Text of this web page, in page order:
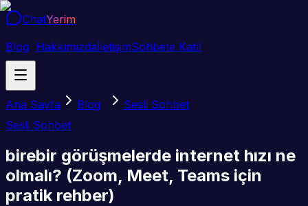
ChatYerim
Blog HakkımızdaİletişimSohbete Katıl
Ana Sayfa Blog
Sesli Sohbet
Sesli Sohbet
birebir görüşmelerde internet hızı ne
olmalı? (Zoom, Meet, Teams için
pratik rehber)